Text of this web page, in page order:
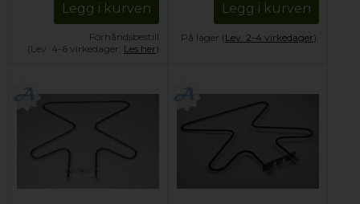
Legg i kurven
Forhåndsbestill
(Lev. 4-6 virkedager. Les her)
Legg i kurven
På lager (Lev. 2-4 virkedager).